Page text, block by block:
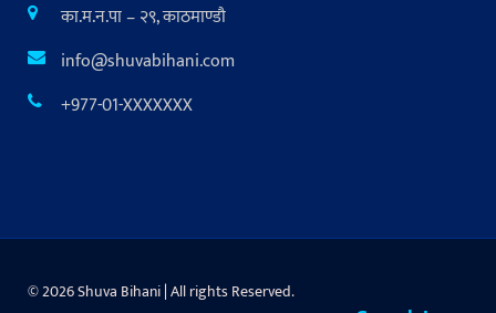
का.म.न.पा – २९, काठमाण्डौ
info@shuvabihani.com
+977-01-XXXXXXX
© 2026 Shuva Bihani | All rights Reserved.